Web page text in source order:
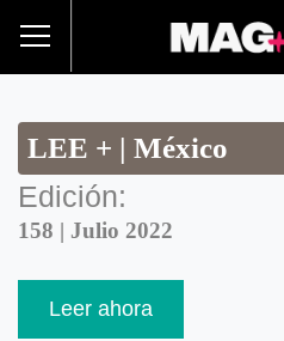
LEE + | México
Edición:
158 | Julio 2022
Leer ahora